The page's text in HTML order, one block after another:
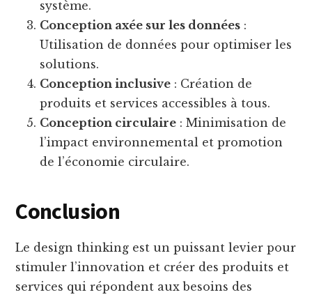
système.
Conception axée sur les données :
Utilisation de données pour optimiser les
solutions.
Conception inclusive : Création de
produits et services accessibles à tous.
Conception circulaire : Minimisation de
l’impact environnemental et promotion
de l’économie circulaire.
Conclusion
Le design thinking est un puissant levier pour
stimuler l’innovation et créer des produits et
services qui répondent aux besoins des